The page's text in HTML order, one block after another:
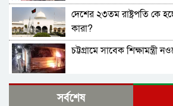
দেশের ২৩তম রাষ্ট্রপতি কে
কারা?
চট্টগ্রামে সাবেক
জাতীয় সংসদের বিশেষ
সর্বশেষ